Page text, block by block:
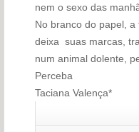
nem o sexo das
No branco do papel,
deixa suas marcas,
num animal dolente,
Perceba
Taciana Valença*